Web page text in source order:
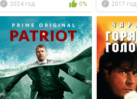
2024 год 0% 2017 год